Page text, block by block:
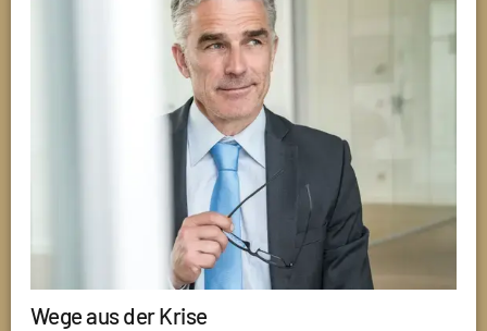
Wege aus der Krise